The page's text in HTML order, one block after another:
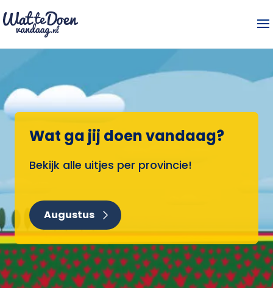
Wat ga jij doen vandaag?
Bekijk alle uitjes per provincie!
Augustus